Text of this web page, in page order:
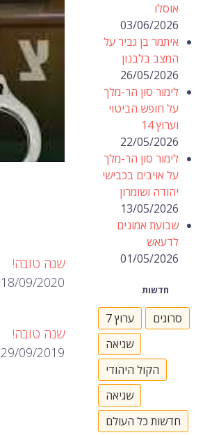
שנה טובה!
18/09/2020
שנה טובה!
29/09/2019
אוסלו
03/06/2026
איתמר בן גביר על
המצב בלבנון
26/05/2026
לימור סון הר-מלך
על חופש הביטוי
וערוץ 14
22/05/2026
לימור סון הר-מלך
על אויבים בכבישי
יהודה ושומרון
13/05/2026
שבועת אמונים
לדעאש
01/05/2026
חדשות
ערוץ 7
סרוגים
שגיאה
הקול היהודי
שגיאה
חדשות כל העולם